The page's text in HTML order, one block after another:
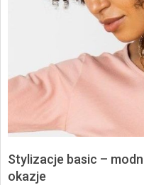
Stylizacje basic –
okazje